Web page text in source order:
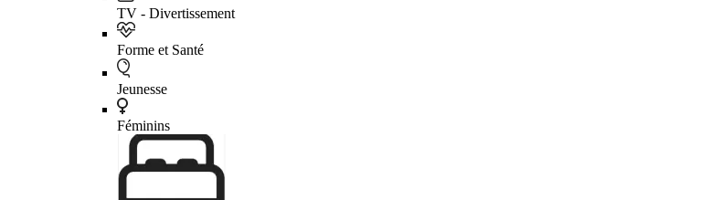
TV - Divertissement
Forme et Santé
Jeunesse
Féminins